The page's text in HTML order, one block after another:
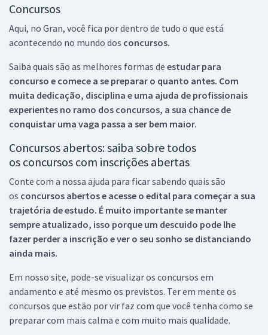
Concursos
Aqui, no Gran, você fica por dentro de tudo o que está
acontecendo no mundo dos concursos.
Saiba quais são as melhores formas de estudar para
concurso e comece a se preparar o quanto antes. Com
muita dedicação, disciplina e uma ajuda de profissionais
experientes no ramo dos concursos, a sua chance de
conquistar uma vaga passa a ser bem maior.
Concursos abertos: saiba sobre todos
os concursos com inscrições abertas
Conte com a nossa ajuda para ficar sabendo quais são
os concursos abertos e acesse o edital para começar a sua
trajetória de estudo. É muito importante se manter
sempre atualizado, isso porque um descuido pode lhe
fazer perder a inscrição e ver o seu sonho se distanciando
ainda mais.
Em nosso site, pode-se visualizar os concursos em
andamento e até mesmo os previstos. Ter em mente os
concursos que estão por vir faz com que você tenha como se
preparar com mais calma e com muito mais qualidade.